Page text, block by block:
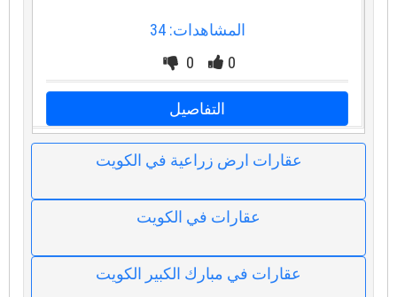
المشاهدات: 34
0
0
التفاصيل
عقارات ارض زراعية في الكويت
عقارات في الكويت
عقارات في مبارك الكبير الكويت